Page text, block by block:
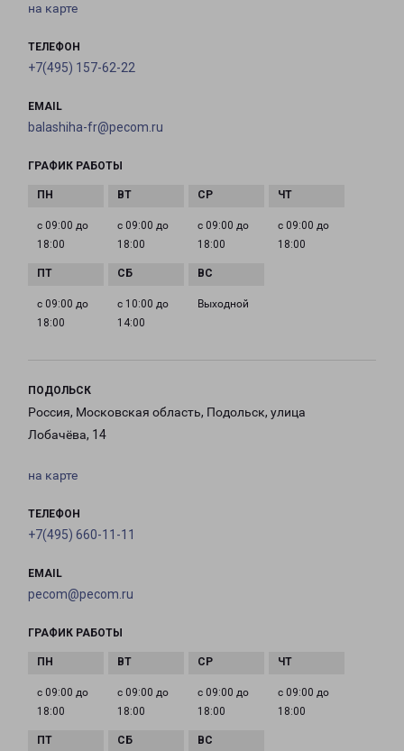
на карте
ТЕЛЕФОН
+7(495) 157-62-22
EMAIL
balashiha-fr@pecom.ru
ГРАФИК РАБОТЫ
с 09:00 до
18:00
с 09:00 до
18:00
с 09:00 до
18:00
с 09:00 до
18:00
с 09:00 до
18:00
с 10:00 до
14:00
Выходной
ПОДОЛЬСК
Россия, Московская область, Подольск, улица
Лобачёва, 14
на карте
ТЕЛЕФОН
+7(495) 660-11-11
EMAIL
pecom@pecom.ru
ГРАФИК РАБОТЫ
с 09:00 до
18:00
с 09:00 до
18:00
с 09:00 до
18:00
с 09:00 до
18:00